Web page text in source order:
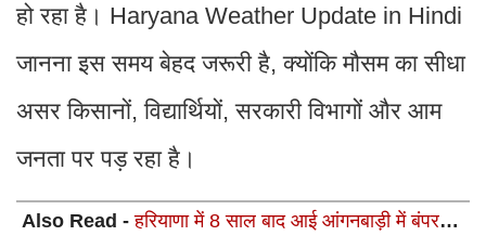
हो रहा है। Haryana Weather Update in Hindi
जानना इस समय बेहद जरूरी है, क्योंकि मौसम का सीधा
असर किसानों, विद्यार्थियों, सरकारी विभागों और आम
जनता पर पड़ रहा है।
Also Read -हरियाणा में 8 साल बाद आई आंगनबाड़ी में बंपर